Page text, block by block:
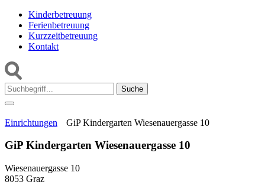
Kinderbetreuung
Ferienbetreuung
Kurzzeitbetreuung
Kontakt
Suche:
Einrichtungen GiP Kindergarten Wiesenauergasse 10
GiP Kindergarten Wiesenauergasse 10
Wiesenauergasse 10
8053 Graz